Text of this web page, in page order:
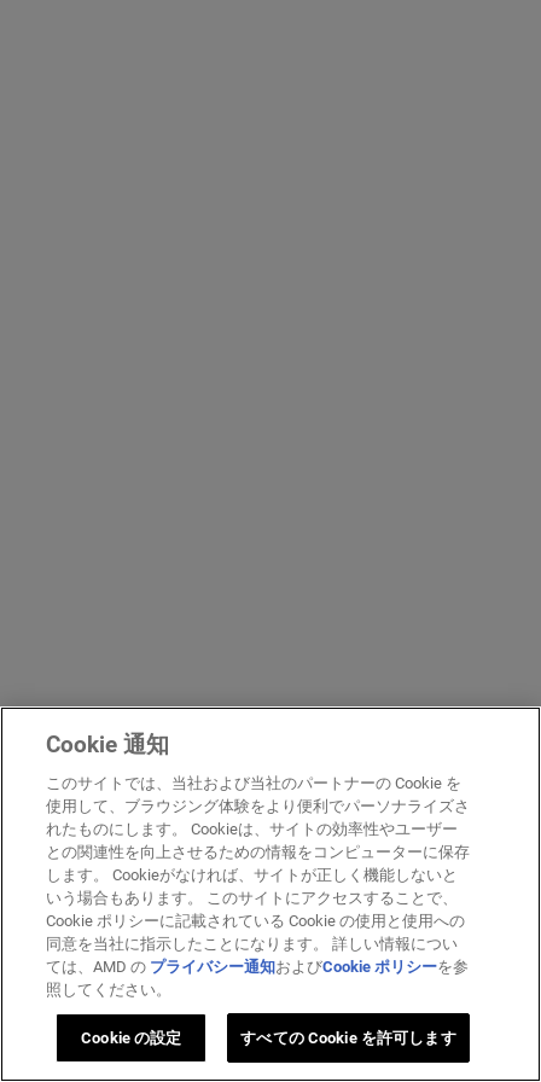
Cookie 通知
このサイトでは、当社および当社のパートナーの Cookie を
使用して、ブラウジング体験をより便利でパーソナライズさ
れたものにします。 Cookieは、サイトの効率性やユーザー
との関連性を向上させるための情報をコンピューターに保存
します。 Cookieがなければ、サイトが正しく機能しないと
いう場合もあります。 このサイトにアクセスすることで、
Cookie ポリシーに記載されている Cookie の使用と使用への
同意を当社に指示したことになります。 詳しい情報につい
ては、AMD の プライバシー通知およびCookie ポリシーを参
照してください。
Cookie の設定 すべての Cookie を許可します